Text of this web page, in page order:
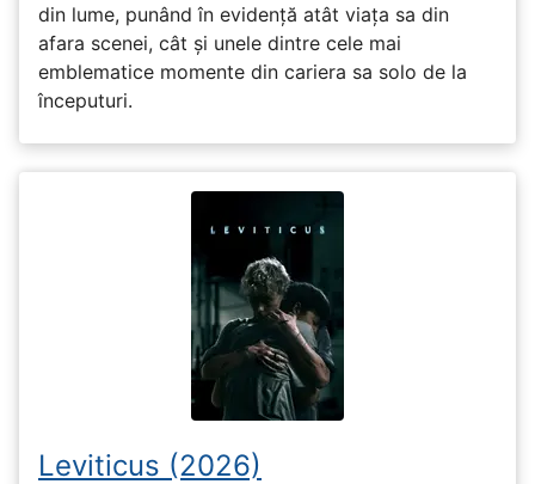
din lume, punând în evidență atât viața sa din
afara scenei, cât și unele dintre cele mai
emblematice momente din cariera sa solo de la
începuturi.
Leviticus (2026)